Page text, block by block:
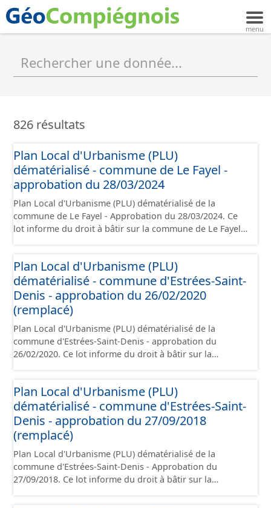
826 résultats
Plan Local d'Urbanisme (PLU)
dématérialisé - commune de Le Fayel -
approbation du 28/03/2024
Plan Local d'Urbanisme (PLU) dématérialisé de la
commune de Le Fayel - Approbation du 28/03/2024. Ce
lot informe du droit à bâtir sur la commune de Le Fayel.
administratives, le rapport de présentation, le PADD, le
règlement, les annexes, les orientations d'aménagement
et les données géographiques. Malgré l'attention portée
à la création de ces données, il est rappelé que seuls les
documents papier font foi et sont opposables d'un point
de vue juridique.
Plan Local d'Urbanisme (PLU)
dématérialisé - commune d'Estrées-Saint-
Denis - approbation du 26/02/2020
(remplacé)
Plan Local d'Urbanisme (PLU) dématérialisé de la
commune d'Estrées-Saint-Denis - approbation du
26/02/2020. Ce lot informe du droit à bâtir sur la
nationales du CNIG et contient les pièces
administratives, le rapport de présentation, le PADD, le
règlement, les annexes, les orientations d'aménagement
et les données géographiques. Malgré l'attention portée
à la création de ces données, il est rappelé que seuls les
documents papier font foi et sont opposables d'un point
de vue juridique.
Plan Local d'Urbanisme (PLU)
dématérialisé - commune d'Estrées-Saint-
Denis - approbation du 27/09/2018
(remplacé)
Plan Local d'Urbanisme (PLU) dématérialisé de la
commune d'Estrées-Saint-Denis - Approbation du
27/09/2018. Ce lot informe du droit à bâtir sur la